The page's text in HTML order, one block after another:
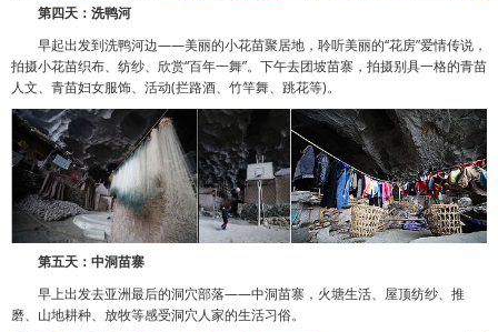
第四天：洗鸭河
早起出发到洗鸭河边——美丽的小花苗聚居地，聆听美丽的“花房”爱情传说，
拍摄小花苗织布、纺纱、欣赏“百年一舞”。下午去团坡苗寨，拍摄别具一格的青苗
人文、青苗妇女服饰、活动(拦路酒、竹竿舞、跳花等)。
第五天：中洞苗寨
早上出发去亚洲最后的洞穴部落——中洞苗寨，火塘生活、屋顶纺纱、推
磨、山地耕种、放牧等感受洞穴人家的生活习俗。